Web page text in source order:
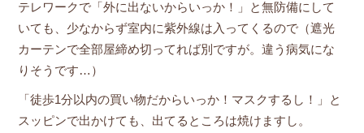
テレワークで「外に出ないからいっか！」と無防備にして
いても、少なからず室内に紫外線は入ってくるので（遮光
カーテンで全部屋締め切ってれば別ですが。違う病気にな
りそうです…）
「徒歩1分以内の買い物だからいっか！マスクするし！」と
スッピンで出かけても、出てるところは焼けますし。